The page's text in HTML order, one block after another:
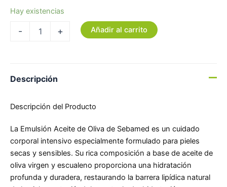
Hay existencias
- + Añadir al carrito
Descripción
Descripción del Producto
La Emulsión Aceite de Oliva de Sebamed es un cuidado
corporal intensivo especialmente formulado para pieles
secas y sensibles. Su rica composición a base de aceite de
oliva virgen y escualeno proporciona una hidratación
profunda y duradera, restaurando la barrera lipídica natural